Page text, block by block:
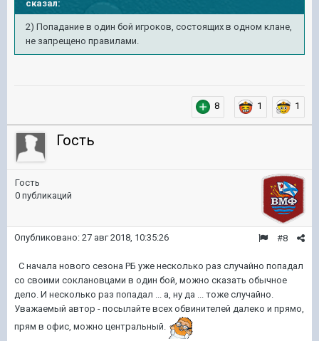
сказал:
2) Попадание в один бой игроков, состоящих в одном клане,
не запрещено правилами.
8 1 1
Гость
Гость
0 публикаций
#8
Опубликовано: 27 авг 2018, 10:35:26
С начала нового сезона РБ уже несколько раз случайно попадал
со своими соклановцами в один бой, можно сказать обычное
дело. И несколько раз попадал ... а, ну да ... тоже случайно.
Уважаемый автор - посылайте всех обвинителей далеко и прямо,
прям в офис, можно центральный.